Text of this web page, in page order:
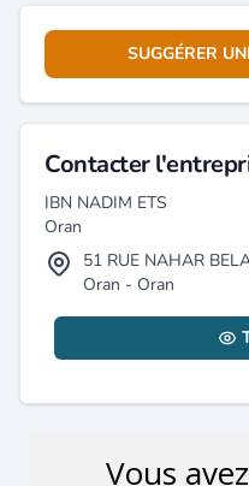
SUGGÉRER
Contacter
IBN NADIM ETS
Oran
51 RUE NAHAR
Oran - Oran